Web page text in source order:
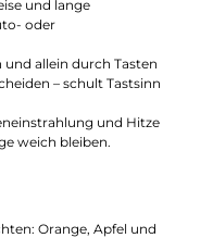
und lange
oder
allein durch Tasten
– schult Tastsinn
und Hitze
weich bleiben.
Orange, Apfel und